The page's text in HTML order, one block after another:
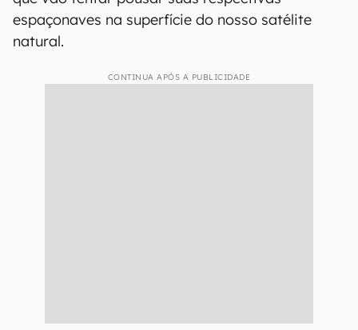
espaçonaves na superfície do nosso satélite
natural.
CONTINUA APÓS A PUBLICIDADE